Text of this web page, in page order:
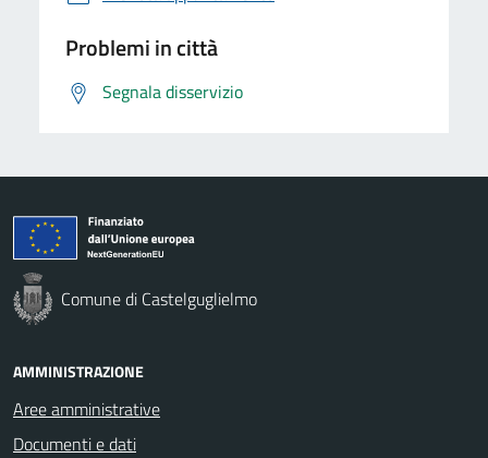
Problemi in città
Segnala disservizio
Comune di Castelguglielmo
AMMINISTRAZIONE
Aree amministrative
Documenti e dati